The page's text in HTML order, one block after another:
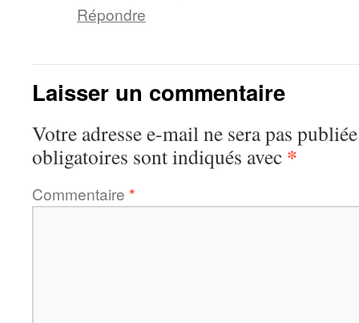
Répondre
Laisser un commentaire
Votre adresse e-mail ne sera pas
obligatoires sont indiqués avec *
Commentaire *